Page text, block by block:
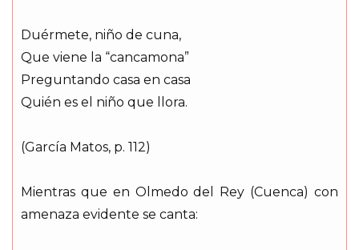
Duérmete, niño de cuna,
Que viene la “cancamona”
Preguntando casa en casa
Quién es el niño que llora.
(García Matos, p. 112)
Mientras que en Olmedo del Rey (Cuenca) con
amenaza evidente se canta: